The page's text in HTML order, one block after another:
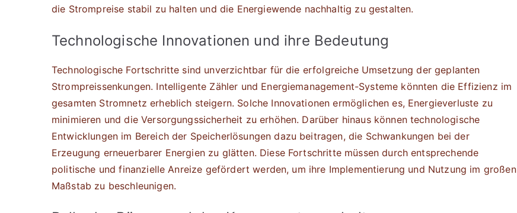
die Strompreise stabil zu halten und die Energiewende nachhaltig zu gestalten.
Technologische Innovationen und ihre Bedeutung
Technologische Fortschritte sind unverzichtbar für die erfolgreiche Umsetzung der geplanten
Strompreissenkungen. Intelligente Zähler und Energiemanagement-Systeme könnten die Effizienz im
gesamten Stromnetz erheblich steigern. Solche Innovationen ermöglichen es, Energieverluste zu
minimieren und die Versorgungssicherheit zu erhöhen. Darüber hinaus können technologische
Entwicklungen im Bereich der Speicherlösungen dazu beitragen, die Schwankungen bei der
Erzeugung erneuerbarer Energien zu glätten. Diese Fortschritte müssen durch entsprechende
politische und finanzielle Anreize gefördert werden, um ihre Implementierung und Nutzung im großen
Maßstab zu beschleunigen.